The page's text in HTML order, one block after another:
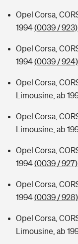
Opel Corsa,
1994(0039 / 923)
Opel Corsa,
1994(0039 / 924)
Opel Corsa,
Limousine, ab
Opel Corsa,
Limousine, ab
Opel Corsa,
1994(0039 / 927)
Opel Corsa,
1994(0039 / 928)
Opel Corsa,
Limousine, ab